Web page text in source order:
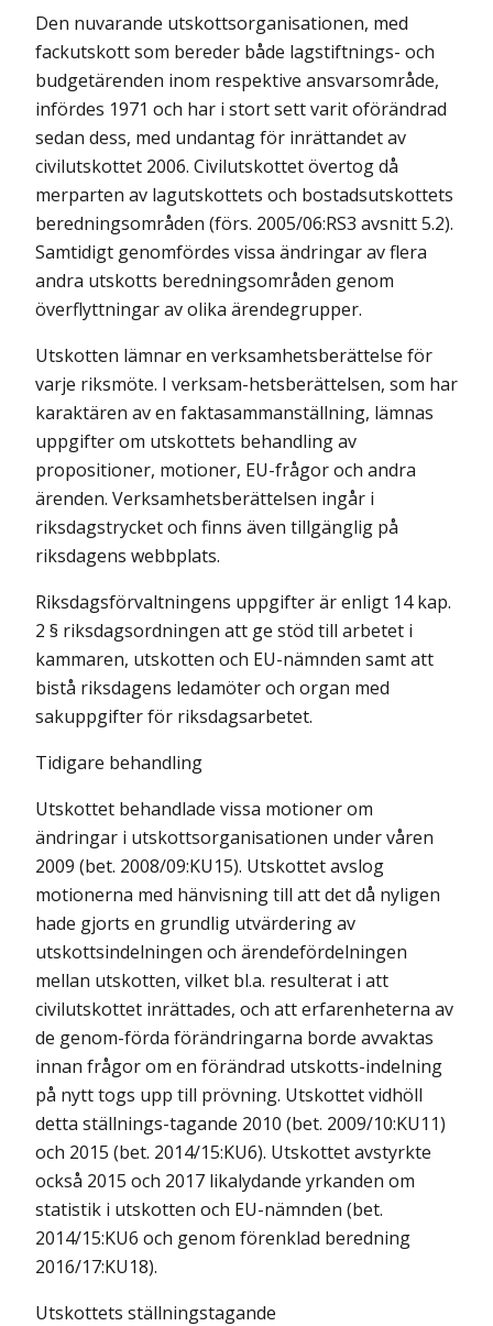
Den nuvarande utskottsorganisationen, med
fackutskott som bereder både lagstiftnings- och
budgetärenden inom respektive ansvarsområde,
infördes 1971 och har i stort sett varit oförändrad
sedan dess, med undantag för in­rättandet av
civilutskottet 2006. Civilutskottet övertog då
merparten av lagutskottets och bostadsutskottets
beredningsområden (förs. 2005/06:RS3 avsnitt 5.2).
Samtidigt genomfördes vissa ändringar av flera
andra utskotts beredningsområden genom
överflyttningar av olika ärendegrupper.
Utskotten lämnar en verksamhetsberättelse för
varje riksmöte. I verksam-hetsberättelsen, som har
karaktären av en faktasammanställning, lämnas
upp­gifter om utskottets behandling av
propositioner, motioner, EU-frågor och andra
ärenden. Verksamhetsberättelsen ingår i
riksdagstrycket och finns även tillgänglig på
riksdagens webbplats.
Riksdagsförvaltningens uppgifter är enligt 14 kap.
2 § riksdagsordningen att ge stöd till arbetet i
kammaren, utskotten och EU-nämnden samt att
bistå riksdagens ledamöter och organ med
sakuppgifter för riksdagsarbetet.
Tidigare behandling
Utskottet behandlade vissa motioner om
ändringar i utskottsorganisationen under våren
2009 (bet. 2008/09:KU15). Utskottet avslog
motionerna med hänvisning till att det då nyligen
hade gjorts en grundlig utvärdering av
utskottsindelningen och ärendefördelningen
mellan utskotten, vilket bl.a. resulterat i att
civilutskottet inrättades, och att erfarenheterna av
de genom-förda förändringarna borde avvaktas
innan frågor om en förändrad utskotts-indelning
på nytt togs upp till prövning. Utskottet vidhöll
detta ställnings-tagande 2010 (bet. 2009/10:KU11)
och 2015 (bet. 2014/15:KU6). Utskottet avstyrkte
också 2015 och 2017 likalydande yrkanden om
statistik i utskotten och EU-nämnden (bet.
2014/15:KU6 och genom förenklad beredning
2016/17:KU18).
Utskottets ställningstagande